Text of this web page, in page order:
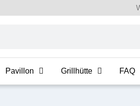
Pavillon Grillhütte FAQ